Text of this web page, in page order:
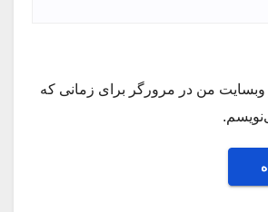
وبسایت من در مرورگر برای زمانی که